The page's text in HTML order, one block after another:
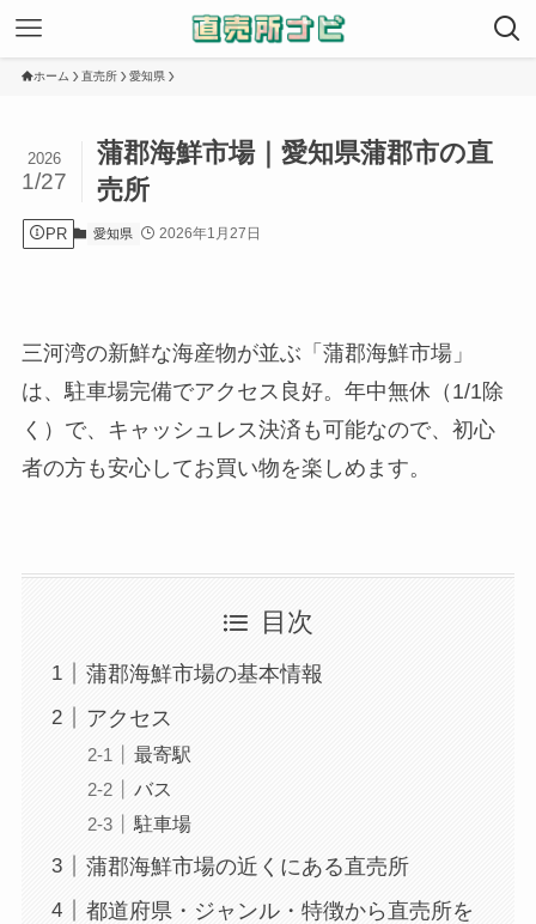
ホーム 直売所 愛知県
蒲郡海鮮市場｜愛知県蒲郡市の直
売所
2026
1/27
PR 愛知県 2026年1月27日
三河湾の新鮮な海産物が並ぶ「蒲郡海鮮市場」
は、駐車場完備でアクセス良好。年中無休（1/1除
く）で、キャッシュレス決済も可能なので、初心
者の方も安心してお買い物を楽しめます。
目次
蒲郡海鮮市場の基本情報
アクセス
最寄駅
バス
駐車場
蒲郡海鮮市場の近くにある直売所
都道府県・ジャンル・特徴から直売所を